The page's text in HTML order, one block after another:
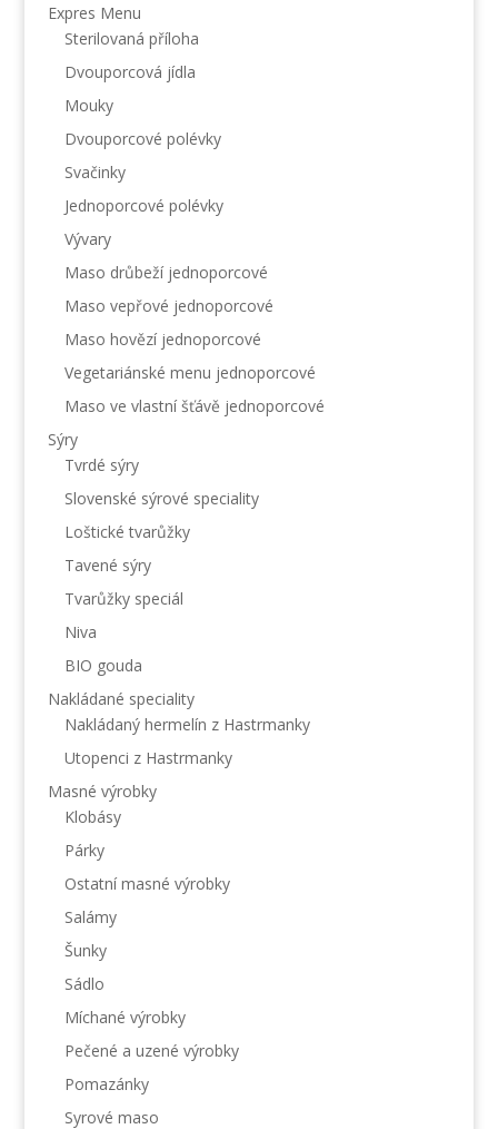
Expres Menu
Sterilovaná příloha
Dvouporcová jídla
Mouky
Dvouporcové polévky
Svačinky
Jednoporcové polévky
Vývary
Maso drůbeží jednoporcové
Maso vepřové jednoporcové
Maso hovězí jednoporcové
Vegetariánské menu jednoporcové
Maso ve vlastní šťávě jednoporcové
Sýry
Tvrdé sýry
Slovenské sýrové speciality
Loštické tvarůžky
Tavené sýry
Tvarůžky speciál
Niva
BIO gouda
Nakládané speciality
Nakládaný hermelín z Hastrmanky
Utopenci z Hastrmanky
Masné výrobky
Klobásy
Párky
Ostatní masné výrobky
Salámy
Šunky
Sádlo
Míchané výrobky
Pečené a uzené výrobky
Pomazánky
Syrové maso